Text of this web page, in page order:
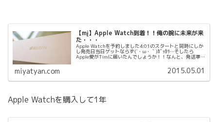
【mį】Apple Watch到着！！俺の腕に未来が来
た・・・
Apple Watchを予約しました4:01のスタートと同時にしか
し発売日当日ゲットならず(´・ω・｀)ｶﾞｯｶﾘ…そしたら
Apple愛がTimに届いたんでしょうか！！なんと、発送準
miyatyan.com 2015.05.01
Apple Watchを購入して1年